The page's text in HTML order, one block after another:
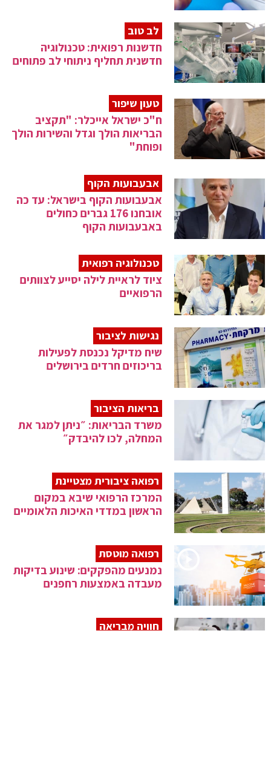
לב טוב
חדשנות רפואית: טכנולוגיה
חדשנית תחליף ניתוחי לב פתוחים
טעון שיפור
ח"כ ישראל אייכלר: "תקציב
הבריאות הולך וגדל והשירות הולך
ופוחת"
אבעבועות הקוף
אבעבועות הקוף בישראל: עד כה
אובחנו 176 גברים כחולים
באבעבועות הקוף
טכנולוגיה רפואית
ציוד לראיית לילה יסייע לצוותים
הרפואיים
נגישות לציבור
שיח מדיקל נכנסת לפעילות
בריכוזים חרדים בירושלים
בריאות הציבור
משרד הבריאות: ״ניתן למגר את
המחלה, לכו להיבדק״
רפואה ציבורית מצטיינת
המרכז הרפואי שיבא במקום
הראשון במדדי האיכות הלאומיים
רפואה מוטסת
נמנעים מהפקקים: שינוע בדיקות
מעבדה באמצעות רחפנים
חוויה מבריאה